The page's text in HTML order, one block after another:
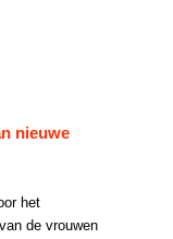
nieuwe
het
de vrouwen